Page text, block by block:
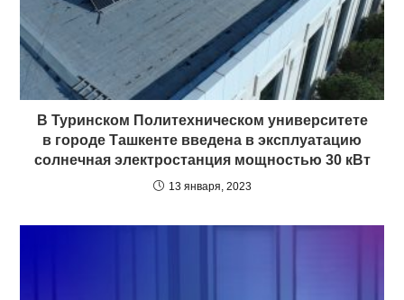
В Туринском Политехническом университете
в городе Ташкенте введена в эксплуатацию
солнечная электростанция мощностью 30 кВт
13 января, 2023